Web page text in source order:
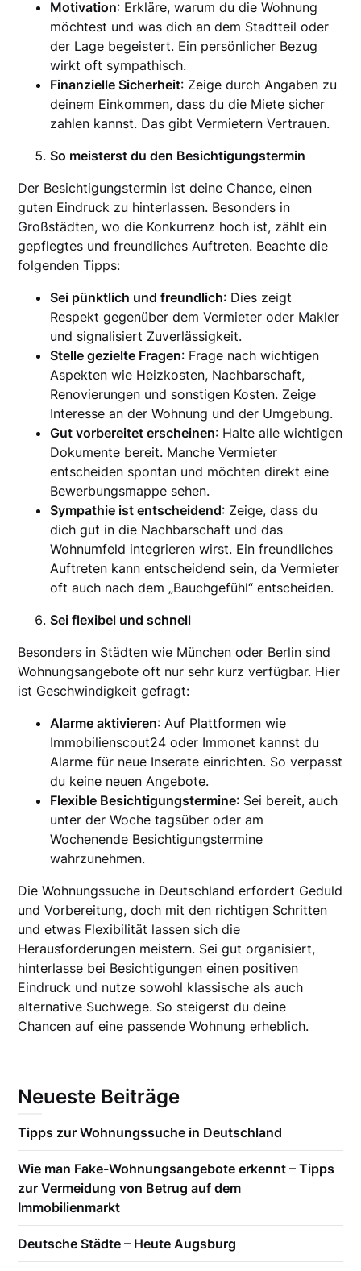
Motivation: Erkläre, warum du die Wohnung
möchtest und was dich an dem Stadtteil oder
der Lage begeistert. Ein persönlicher Bezug
wirkt oft sympathisch.
Finanzielle Sicherheit: Zeige durch Angaben zu
deinem Einkommen, dass du die Miete sicher
zahlen kannst. Das gibt Vermietern Vertrauen.
So meisterst du den Besichtigungstermin
Der Besichtigungstermin ist deine Chance, einen
guten Eindruck zu hinterlassen. Besonders in
Großstädten, wo die Konkurrenz hoch ist, zählt ein
gepflegtes und freundliches Auftreten. Beachte die
folgenden Tipps:
Sei pünktlich und freundlich: Dies zeigt
Respekt gegenüber dem Vermieter oder Makler
und signalisiert Zuverlässigkeit.
Stelle gezielte Fragen: Frage nach wichtigen
Aspekten wie Heizkosten, Nachbarschaft,
Renovierungen und sonstigen Kosten. Zeige
Interesse an der Wohnung und der Umgebung.
Gut vorbereitet erscheinen: Halte alle wichtigen
Dokumente bereit. Manche Vermieter
entscheiden spontan und möchten direkt eine
Bewerbungsmappe sehen.
Sympathie ist entscheidend: Zeige, dass du
dich gut in die Nachbarschaft und das
Wohnumfeld integrieren wirst. Ein freundliches
Auftreten kann entscheidend sein, da Vermieter
oft auch nach dem „Bauchgefühl“ entscheiden.
Sei flexibel und schnell
Besonders in Städten wie München oder Berlin sind
Wohnungsangebote oft nur sehr kurz verfügbar. Hier
ist Geschwindigkeit gefragt:
Alarme aktivieren: Auf Plattformen wie
Immobilienscout24 oder Immonet kannst du
Alarme für neue Inserate einrichten. So verpasst
du keine neuen Angebote.
Flexible Besichtigungstermine: Sei bereit, auch
unter der Woche tagsüber oder am
Wochenende Besichtigungstermine
wahrzunehmen.
Die Wohnungssuche in Deutschland erfordert Geduld
und Vorbereitung, doch mit den richtigen Schritten
und etwas Flexibilität lassen sich die
Herausforderungen meistern. Sei gut organisiert,
hinterlasse bei Besichtigungen einen positiven
Eindruck und nutze sowohl klassische als auch
alternative Suchwege. So steigerst du deine
Chancen auf eine passende Wohnung erheblich.
Neueste Beiträge
Tipps zur Wohnungssuche in Deutschland
Wie man Fake-Wohnungsangebote erkennt – Tipps
zur Vermeidung von Betrug auf dem
Immobilienmarkt
Deutsche Städte – Heute Augsburg